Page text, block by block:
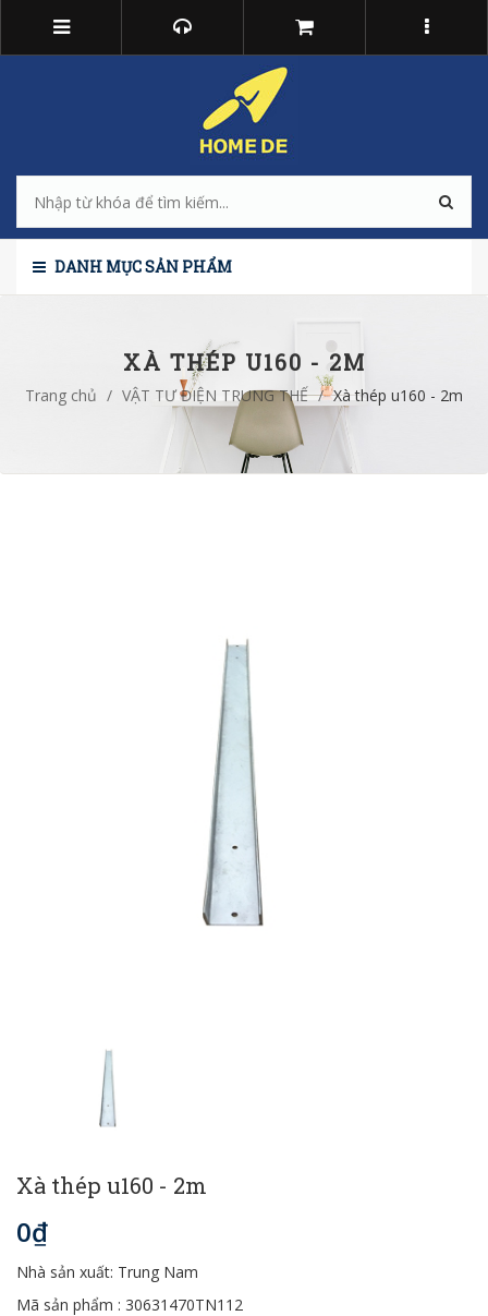
DANH MỤC SẢN PHẨM
XÀ THÉP U160 - 2M
Trang chủ / VẬT TƯ ĐIỆN TRUNG THẾ / Xà thép u160 - 2m
Xà thép u160 - 2m
0₫
Nhà sản xuất: Trung Nam
Mã sản phẩm : 30631470TN112